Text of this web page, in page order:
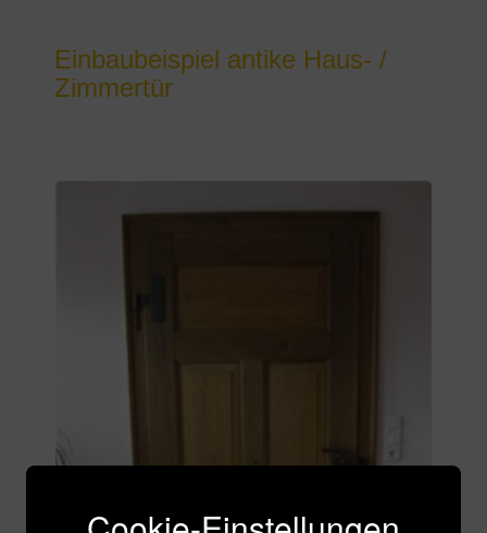
Einbaubeispiel antike Haus- /
Zimmertür